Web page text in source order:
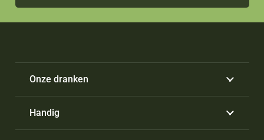
Onze dranken
Handig